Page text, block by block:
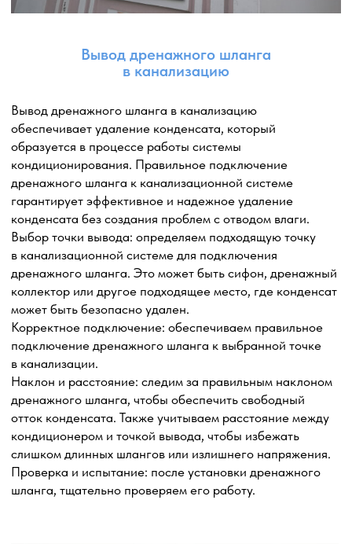
Установка защитного козырька или
антивандальной решетки
Установка помпы: устанавливаем дренажную помпу
подключается к системе дренажа кондиционера.
Подключение электропитания: дренажная помпа
требует подключения к источнику электропитания.
Установка защитного козырька или антивандальной
решетки является эффективным способом обеспечения
дополнительной защиты наружного блока
кондиционера от неблагоприятных внешних факторов
и предотвращения возможных повреждений или кражи
оборудования. Эти меры помогают сохранить
надежность и долговечность кондиционера, а также
обеспечить безопасность его работы.